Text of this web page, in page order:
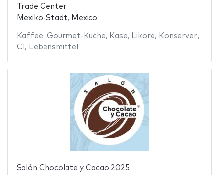
Trade Center
Mexiko-Stadt, Mexico
Kaffee, Gourmet-Küche, Käse, Liköre, Konserven,
Öl , Lebensmittel
Salón Chocolate y Cacao 2025